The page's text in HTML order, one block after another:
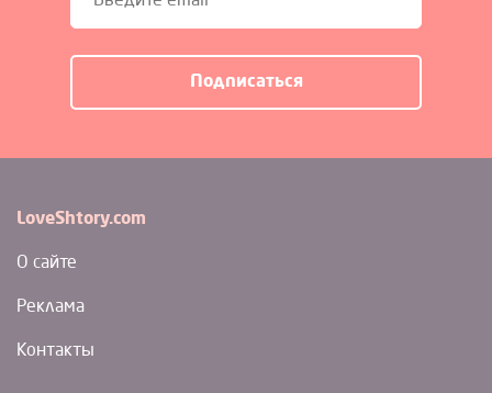
LoveShtory.com
О сайте
Реклама
Контакты